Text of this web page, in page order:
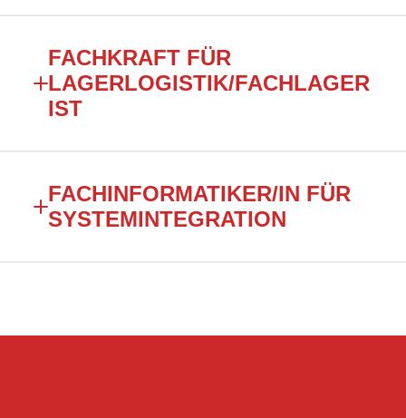
FACHKRAFT FÜR
LAGERLOGISTIK/FACHLAGER
IST
FACHINFORMATIKER/IN FÜR
SYSTEMINTEGRATION